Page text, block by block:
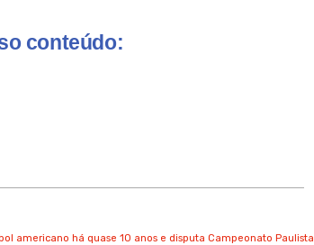
conteúdo:
americano há quase 10 anos e disputa Campeonato Paulista